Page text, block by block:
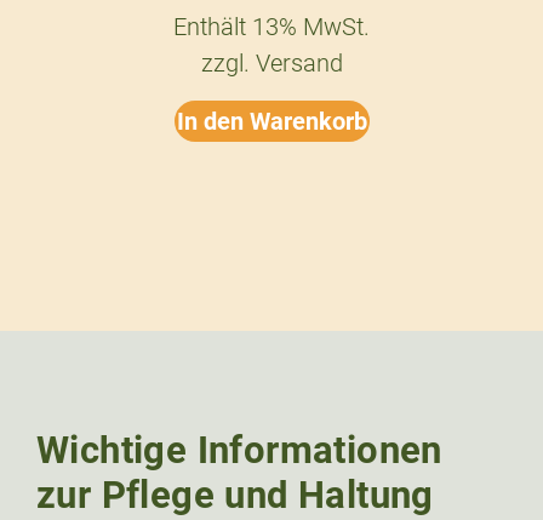
Enthält 13% MwSt.
zzgl. Versand
In den Warenkorb
Wichtige Informationen
zur Pflege und Haltung